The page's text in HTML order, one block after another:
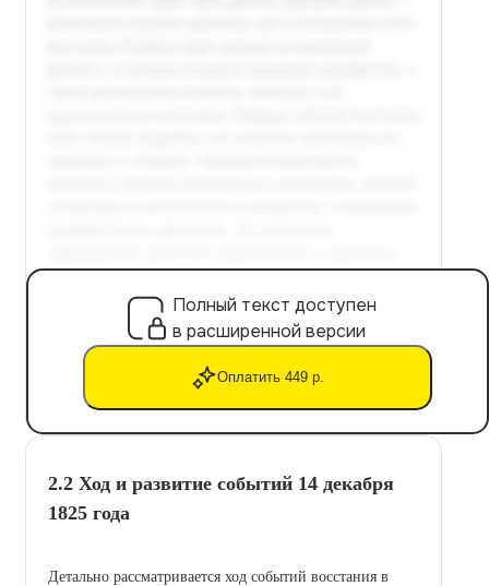
Полный текст доступен
в расширенной версии
Оплатить 449 р.
2.2 Ход и развитие событий 14 декабря
1825 года
Детально рассматривается ход событий восстания в